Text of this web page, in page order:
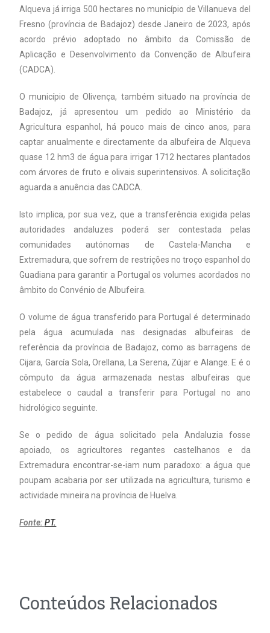
Alqueva já irriga 500 hectares no município de Villanueva del
Fresno (província de Badajoz) desde Janeiro de 2023, após
acordo prévio adoptado no âmbito da Comissão de
Aplicação e Desenvolvimento da Convenção de Albufeira
(CADCA).
O município de Olivença, também situado na província de
Badajoz, já apresentou um pedido ao Ministério da
Agricultura espanhol, há pouco mais de cinco anos, para
captar anualmente e directamente da albufeira de Alqueva
quase 12 hm3 de água para irrigar 1712 hectares plantados
com árvores de fruto e olivais superintensivos. A solicitação
aguarda a anuência das CADCA.
Isto implica, por sua vez, que a transferência exigida pelas
autoridades andaluzes poderá ser contestada pelas
comunidades autónomas de Castela-Mancha e
Extremadura, que sofrem de restrições no troço espanhol do
Guadiana para garantir a Portugal os volumes acordados no
âmbito do Convénio de Albufeira.
O volume de água transferido para Portugal é determinado
pela água acumulada nas designadas albufeiras de
referência da província de Badajoz, como as barragens de
Cijara, García Sola, Orellana, La Serena, Zújar e Alange. E é o
cômputo da água armazenada nestas albufeiras que
estabelece o caudal a transferir para Portugal no ano
hidrológico seguinte.
Se o pedido de água solicitado pela Andaluzia fosse
apoiado, os agricultores regantes castelhanos e da
Extremadura encontrar-se-iam num paradoxo: a água que
poupam acabaria por ser utilizada na agricultura, turismo e
actividade mineira na província de Huelva.
Fonte:PT.
Conteúdos Relacionados